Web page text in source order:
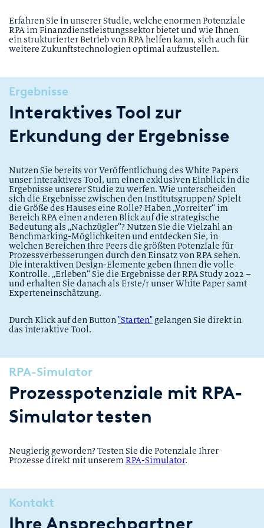
Erfahren Sie in unserer Studie, welche enormen Potenziale
RPA im Finanzdienstleistungssektor bietet und wie Ihnen
ein strukturierter Betrieb von RPA helfen kann, sich auch für
weitere Zukunftstechnologien optimal aufzustellen.
Ergebnisse
Interaktives Tool zur
Erkundung der Ergebnisse
Nutzen Sie bereits vor Veröffentlichung des White Papers
unser interaktives Tool, um einen exklusiven Einblick in die
Ergebnisse unserer Studie zu werfen. Wie unterscheiden
sich die Ergebnisse zwischen den Institutsgruppen? Spielt
die Größe des Hauses eine Rolle? Haben „Vorreiter“ im
Bereich RPA einen anderen Blick auf die strategische
Bedeutung als „Nachzügler“? Nutzen Sie die Vielzahl an
Benchmarking-Möglichkeiten und entdecken Sie, in
welchen Bereichen Ihre Peers die größten Potenziale für
Prozessverbesserungen durch den Einsatz von RPA sehen.
Die interaktiven Design-Elemente geben Ihnen die volle
Kontrolle. „Erleben“ Sie die Ergebnisse der RPA Study 2022 –
und erhalten Sie danach als Erste/r unser White Paper samt
Experteneinschätzung.
Durch Klick auf den Button"Starten" gelangen Sie direkt in
das interaktive Tool.
RPA-Simulator
Prozesspotenziale mit RPA-
Simulator testen
Neugierig geworden? Testen Sie die Potenziale Ihrer
Prozesse direkt mit unseremRPA-Simulator.
Kontakt
Ihre Ansprechpartner